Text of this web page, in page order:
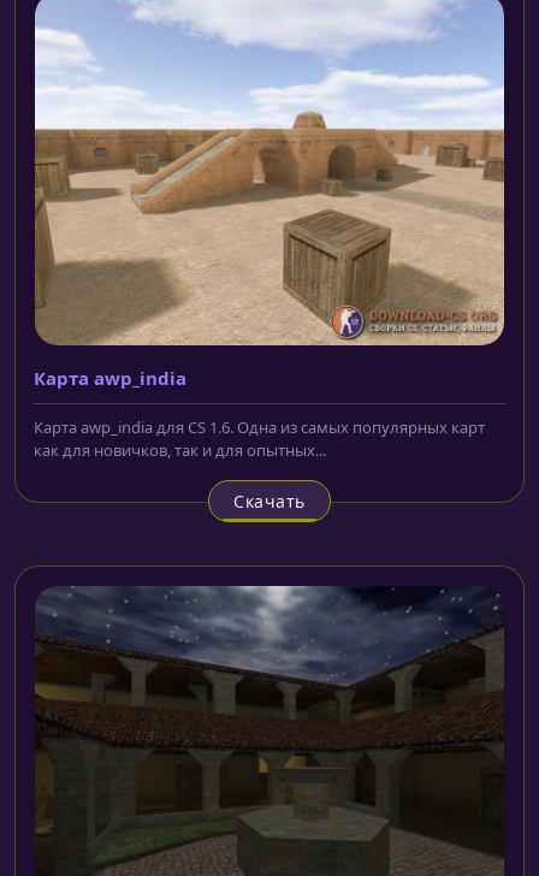
Карта awp_india
Карта awp_india для CS 1.6. Одна из самых популярных карт
как для новичков, так и для опытных...
Скачать